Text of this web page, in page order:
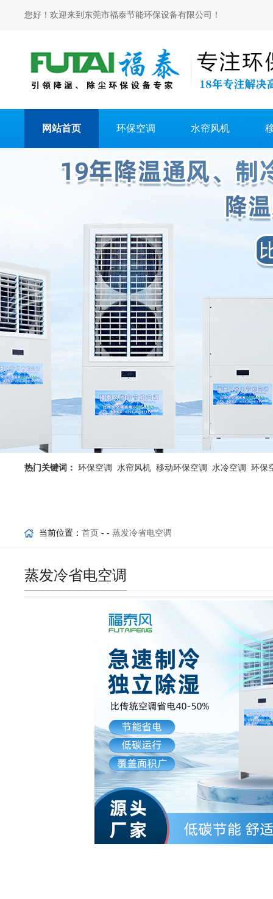
您好！欢迎来到东莞市福泰节能环保设备有限公司！
网站首页 环保空调 水帘风机
热门关键词： 环保空调 水帘风机 移动环保空调 水冷空调 环保
当前位置： 首页 - - 蒸发冷省电空调
蒸发冷省电空调